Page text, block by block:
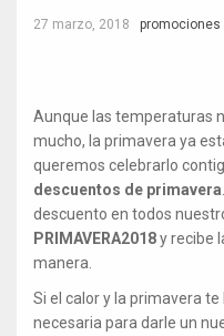
27 marzo, 2018 promociones
Aunque las temperaturas
mucho, la primavera ya
queremos celebrarlo
descuentos de primavera
descuento en todos
PRIMAVERA2018y recibe
manera.
Si el calor y la primavera
necesaria para darle un